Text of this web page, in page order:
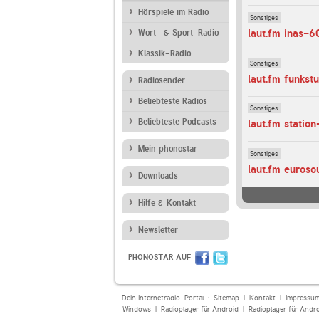
Hörspiele im Radio
Wort- & Sport-Radio
Klassik-Radio
Radiosender
Beliebteste Radios
Beliebteste Podcasts
Mein phonostar
Downloads
Hilfe & Kontakt
Newsletter
PHONOSTAR AUF
Sonstiges
laut.fm inas-
Sonstiges
laut.fm
Sonstiges
laut.fm
Sonstiges
laut.fm
Dein Internetradio-Portal : Sitemap| Kontakt|
Windows| Radioplayer für Android| Radioplayer für